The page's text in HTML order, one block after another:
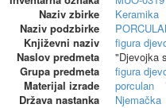
Naziv zbirke
Keramika
Naziv podzbirke
Književni naziv
figura
Naslov predmeta
"Djevojka
Grupa predmeta
figura
Materijal izrade
porculan
Država nastanka
Njemačka